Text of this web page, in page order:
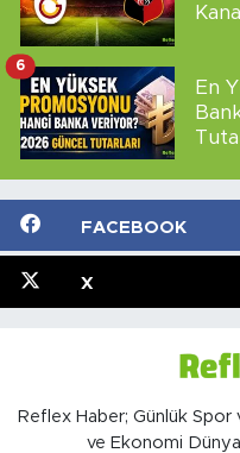
En
6
FACEBOOK
X
Reflex Haber; Günlük Spor
ve Ekonomi